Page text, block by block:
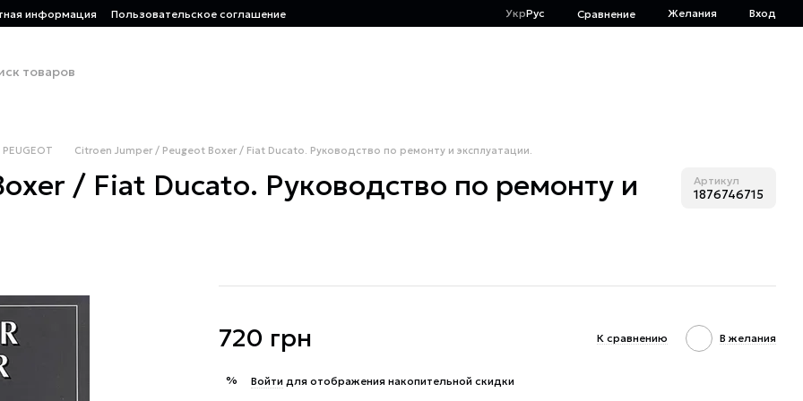
информация Пользовательское соглашение УкрРус Сравнение Желания Вход
PEUGEOT Citroen Jumper / Peugeot Boxer / Fiat Ducato. Руководство по ремонту и эксплуатации.
/ Fiat Ducato. Руководство по ремонту и
Артикул
1876746715
720 грн К сравнению В желания
% Войти для отображения накопительной скидки